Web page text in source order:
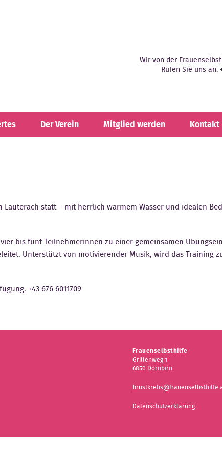
Wir von der
Rufen Sie uns an:
Der Verein Mitglied werden Kontakt
statt – mit herrlich warmem Wasser und idealen
bis fünf Teilnehmerinnen zu einer gemeinsamen
Unterstützt von motivierender Musik, wird das Training
+43 676 6011709
Frauenselbsthilfe
Grillenweg 1
6850 Dornbirn
Datenschutzerklärung